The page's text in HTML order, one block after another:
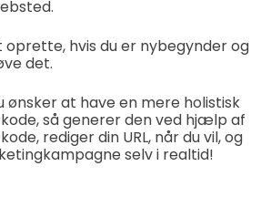
hvis du er nybegynder og
det.
ønsker at have en mere holistisk
så generer den ved hjælp af
rediger din URL, når du vil, og
selv i realtid!